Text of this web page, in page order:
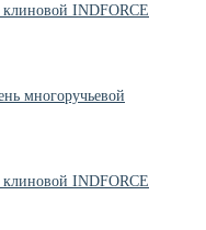
INDFORCE
многоручьевой
INDFORCE